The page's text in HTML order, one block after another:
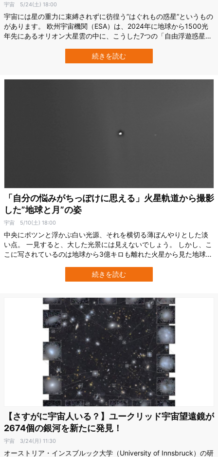
宇宙 5/24(土) 18:00
宇宙には星の重力に束縛されずに彷徨う”はぐれもの惑星”というもの
があります。 欧州宇宙機関（ESA）は、2024年に地球から1500光
年先にあるオリオン大星雲の中に、こうした7つの「自由浮遊惑星」
孤独な天体ですが、研究者たちはここに「生命が存在する可能性が
ある」と注目しているのです。 では、自由浮遊惑星とは一体どんな
続きを読む
「自分の悩みがちっぽけに思える」火星軌道から撮影
した”地球と月”の姿
宇宙 5/10(土) 18:00
中央にポツンと浮かぶ白い光源、それを横切る薄ぼんやりとした淡
い点。 一見すると、大した光景には見えないでしょう。 しかし、こ
こに写されているのは地球から3億キロも離れた火星から見た地球と
ズ・エクスプレス20周年を記念して撮影されたものです。 撮影は半
月かけて行われており、一連の画像をつなぎ合わせたアニメーショ
続きを読む
【さすがに宇宙人いる？】ユークリッド宇宙望遠鏡が
2674個の銀河を新たに発見！
宇宙 3/24(月) 11:30
オーストリア・インスブルック大学（University of Innsbruck）の研